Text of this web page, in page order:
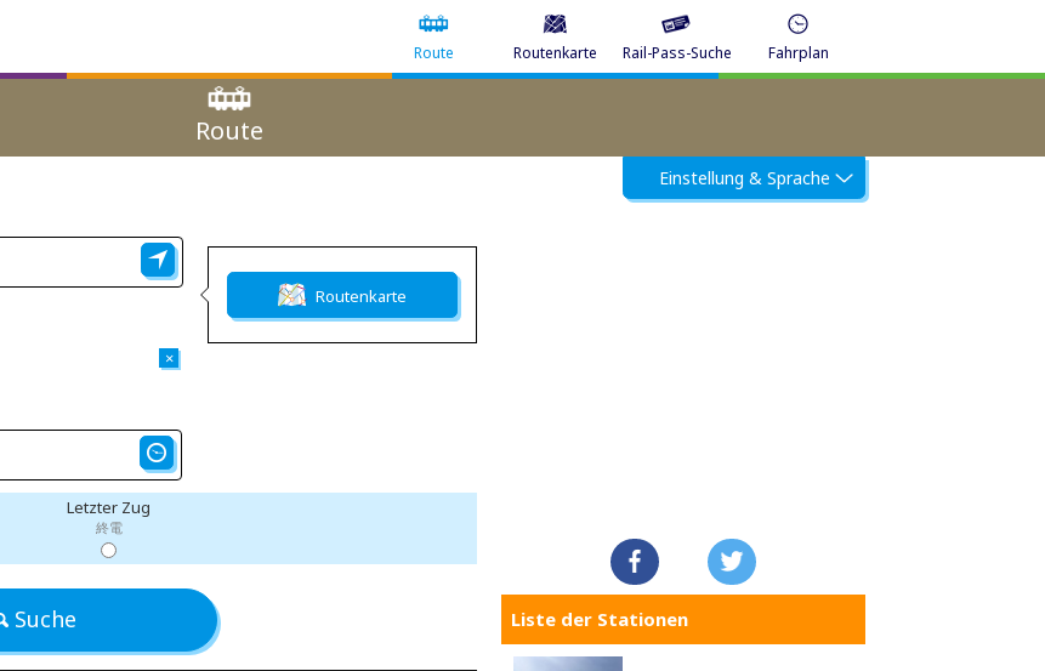
Route Routenkarte Rail-Pass-Suche Fahrplan
Route
Einstellung & Sprache
×
Routenkarte
Letzter Zug
終電
Suche Liste der Stationen